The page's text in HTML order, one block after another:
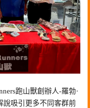
跑山獸創辦人-羅勃·
說吸引更多不同客群前